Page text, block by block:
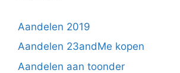
Aandelen 2019
Aandelen 23andMe kopen
Aandelen aan toonder